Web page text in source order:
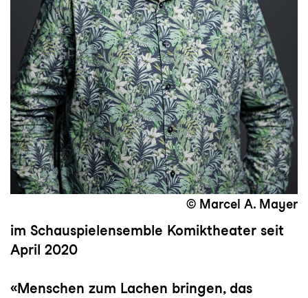
© Marcel A. Mayer
im Schauspielensemble Komiktheater seit
April 2020
«Menschen zum Lachen bringen, das